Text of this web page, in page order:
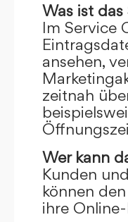
Was ist
Im Service
ansehen,
zeitnah
Wer kann
Kunden
können
ihre